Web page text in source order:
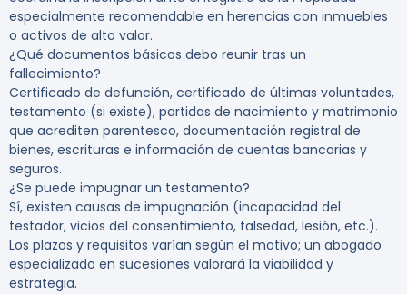
especialmente recomendable en herencias con inmuebles
o activos de alto valor.
¿Qué documentos básicos debo reunir tras un
fallecimiento?
Certificado de defunción, certificado de últimas voluntades,
testamento (si existe), partidas de nacimiento y matrimonio
que acrediten parentesco, documentación registral de
bienes, escrituras e información de cuentas bancarias y
seguros.
¿Se puede impugnar un testamento?
Sí, existen causas de impugnación (incapacidad del
testador, vicios del consentimiento, falsedad, lesión, etc.).
Los plazos y requisitos varían según el motivo; un abogado
especializado en sucesiones valorará la viabilidad y
estrategia.